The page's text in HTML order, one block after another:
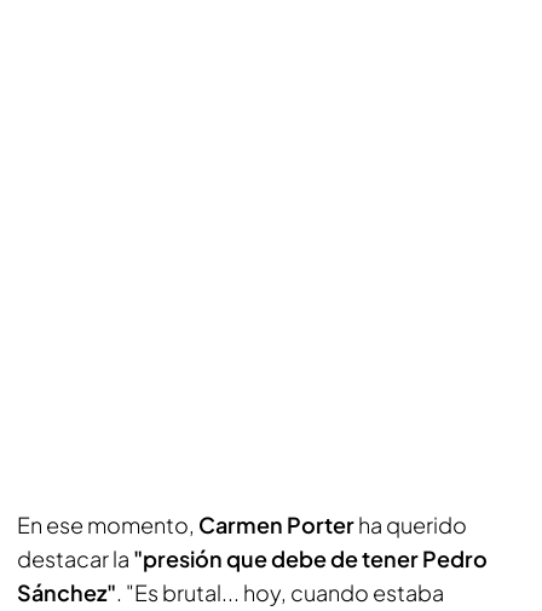
En ese momento, Carmen Porterha querido
destacar la "presión que debe de tener Pedro
Sánchez". "Es brutal... hoy, cuando estaba